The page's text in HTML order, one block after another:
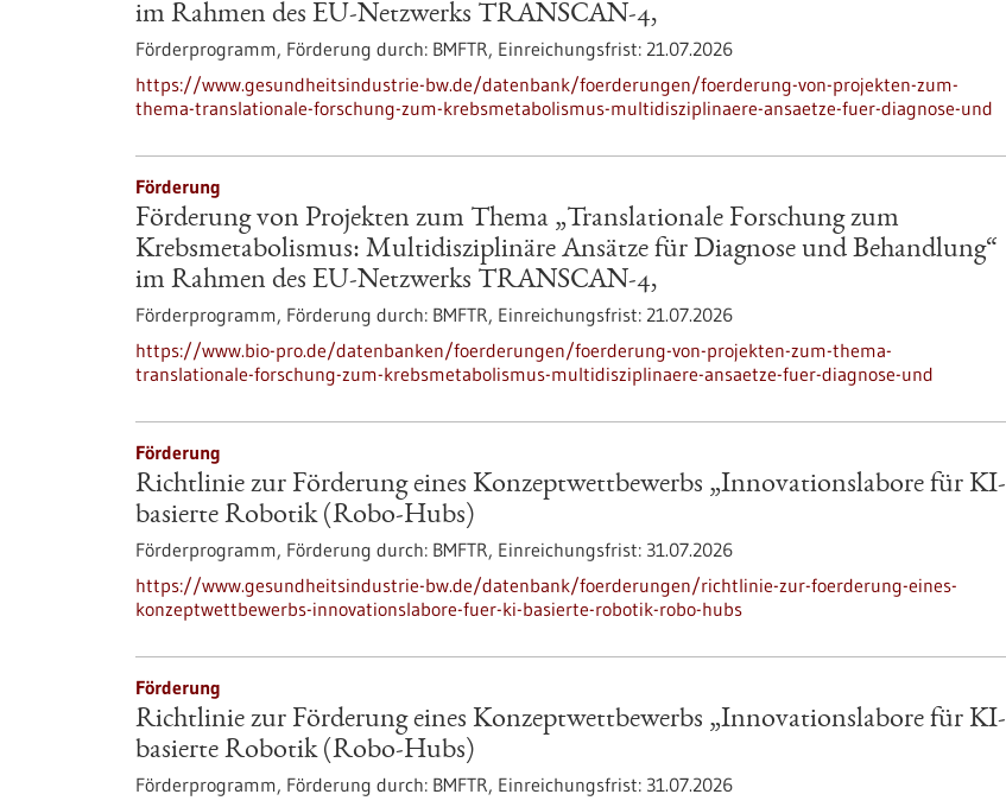
im Rahmen des EU-Netzwerks TRANSCAN-4,
Förderprogramm, Förderung durch: BMFTR, Einreichungsfrist: 21.07.2026
https://www.gesundheitsindustrie-bw.de/datenbank/foerderungen/foerderung-von-projekten-zum-
thema-translationale-forschung-zum-krebsmetabolismus-multidisziplinaere-ansaetze-fuer-diagnose-und
Förderung
Förderung von Projekten zum Thema „Translationale Forschung zum
Krebsmetabolismus: Multidisziplinäre Ansätze für Diagnose und Behandlung“
im Rahmen des EU-Netzwerks TRANSCAN-4,
Förderprogramm, Förderung durch: BMFTR, Einreichungsfrist: 21.07.2026
https://www.bio-pro.de/datenbanken/foerderungen/foerderung-von-projekten-zum-thema-
translationale-forschung-zum-krebsmetabolismus-multidisziplinaere-ansaetze-fuer-diagnose-und
Förderung
Richtlinie zur Förderung eines Konzeptwettbewerbs „Innovationslabore für KI-
basierte Robotik (Robo-Hubs)
Förderprogramm, Förderung durch: BMFTR, Einreichungsfrist: 31.07.2026
https://www.gesundheitsindustrie-bw.de/datenbank/foerderungen/richtlinie-zur-foerderung-eines-
konzeptwettbewerbs-innovationslabore-fuer-ki-basierte-robotik-robo-hubs
Förderung
Richtlinie zur Förderung eines Konzeptwettbewerbs „Innovationslabore für KI-
basierte Robotik (Robo-Hubs)
Förderprogramm, Förderung durch: BMFTR, Einreichungsfrist: 31.07.2026